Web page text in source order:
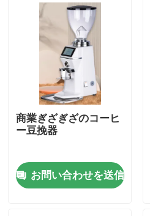
商業ぎざぎざのコーヒ
ー豆挽器
お問い合わせを送信